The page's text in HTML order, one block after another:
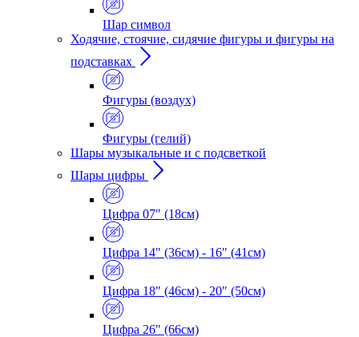
Шар символ
Ходячие, стоячие, сидячие фигуры и фигуры на
подставках
Фигуры (воздух)
Фигуры (гелий)
Шары музыкальные и с подсветкой
Шары цифры
Цифра 07" (18см)
Цифра 14" (36см) - 16" (41см)
Цифра 18" (46см) - 20" (50см)
Цифра 26" (66см)